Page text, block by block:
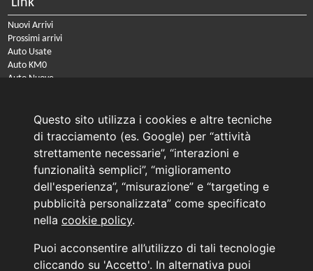
Questo sito utilizza i cookies e altre tecniche
di tracciamento (es. Google) per “attività
strettamente necessarie”, “interazioni e
funzionalità semplici”, “miglioramento
dell'esperienza”, “misurazione” e “targeting e
pubblicità personalizzata” come specificato
nella cookie policy.
Puoi acconsentire all’utilizzo di tali tecnologie
cliccando su 'Accetto'. In alternativa puoi
Nuovi Arrivi
Prossimi arrivi
Auto Usate
Auto KM0
Auto Nuove
PRENOTA IL TUO INTERVENTO DI OFFICINA
PRENOTA LA REVISIONE DELLA TUA AUTO
Consulente Online Usato: 0805608980
Consulente Online Hyundai: 0805608985
Copyright © 2011-2026 - Tutti i diritti sono riservati.
Generata in 0,033 secondi | 216.73.216.172